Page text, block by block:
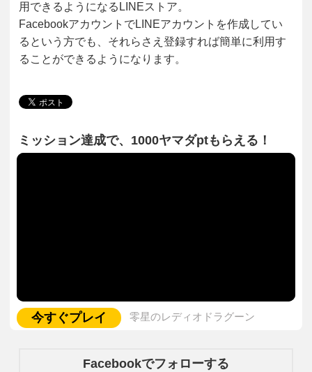
用できるようになるLINEストア。
FacebookアカウントでLINEアカウントを作成してい
るという方でも、それらさえ登録すれば簡単に利用す
ることができるようになります。
ミッション達成で、1000ヤマダptもらえる！
今すぐプレイ 零星のレディオドラグーン
Facebookでフォローする